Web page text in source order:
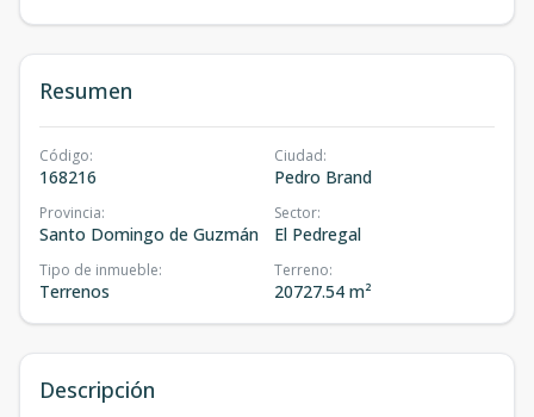
Resumen
Código:
168216
Ciudad:
Pedro Brand
Provincia:
Santo Domingo de Guzmán
Sector:
El Pedregal
Tipo de inmueble:
Terrenos
Terreno:
20727.54 m²
Descripción